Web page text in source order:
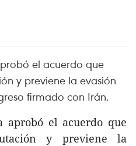
el acuerdo que
y previene la evasión
firmado con Irán.
aprobó el acuerdo que
y previene la